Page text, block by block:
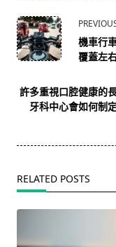
<span
class="nav-
subtitle
reader-
text">Page</span>
機車行
覆蓋左
許多重視口腔健康的
牙科中心會如何制
RELATED POSTS